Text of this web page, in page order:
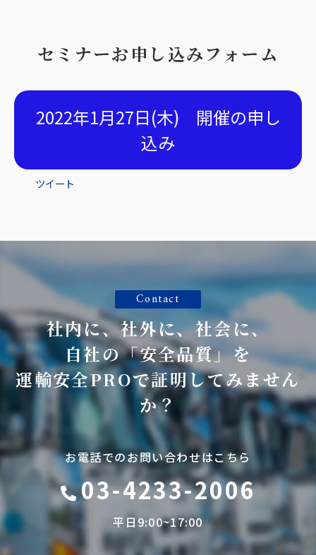
セミナーお申し込みフォーム
2022年1月27日(木) 開催の申し
込み
ツイート
Contact
社内に、社外に、社会に、
自社の「安全品質」を
運輸安全PROで証明してみません
か？
お電話でのお問い合わせはこちら
03-4233-2006
平日9:00~17:00